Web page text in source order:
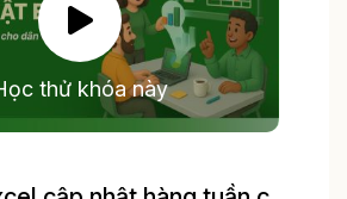
thử khóa này